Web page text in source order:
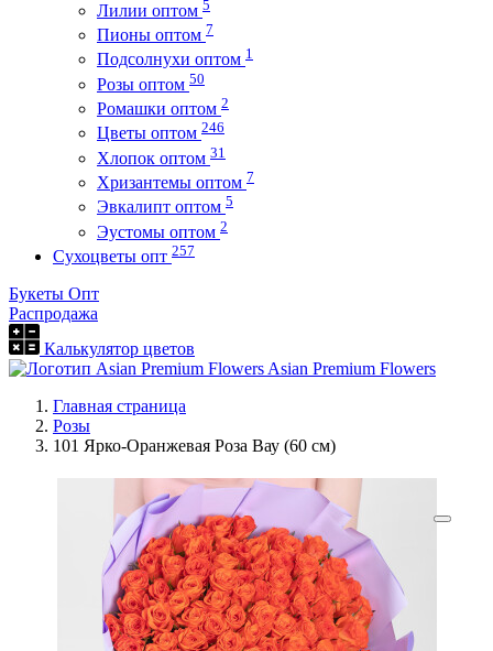
Лилии оптом 5
Пионы оптом 7
Подсолнухи оптом 1
Розы оптом 50
Ромашки оптом 2
Цветы оптом 246
Хлопок оптом 31
Хризантемы оптом 7
Эвкалипт оптом 5
Эустомы оптом 2
Сухоцветы опт 257
Букеты Опт
Распродажа
Калькулятор цветов
Asian Premium Flowers
Главная страница
Розы
101 Ярко-Оранжевая Роза Вау (60 см)